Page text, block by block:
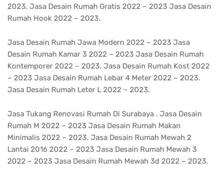
2023. Jasa Desain Rumah Gratis 2022 – 2023 Jasa Desain
Rumah Hook 2022 – 2023.
Jasa Desain Rumah Jawa Modern 2022 – 2023 Jasa
Desain Rumah Kamar 3 2022 – 2023 Jasa Desain Rumah
Kontemporer 2022 – 2023. Jasa Desain Rumah Kost 2022
– 2023 Jasa Desain Rumah Lebar 4 Meter 2022 – 2023.
Jasa Desain Rumah Leter L 2022 – 2023.
Jasa Tukang Renovasi Rumah Di Surabaya . Jasa Desain
Rumah M 2022 – 2023 Jasa Desain Rumah Makan
Minimalis 2022 – 2023. Jasa Desain Rumah Mewah 2
Lantai 2016 2022 – 2023 Jasa Desain Rumah Mewah 3
2022 – 2023 Jasa Desain Rumah Mewah 3d 2022 – 2023.